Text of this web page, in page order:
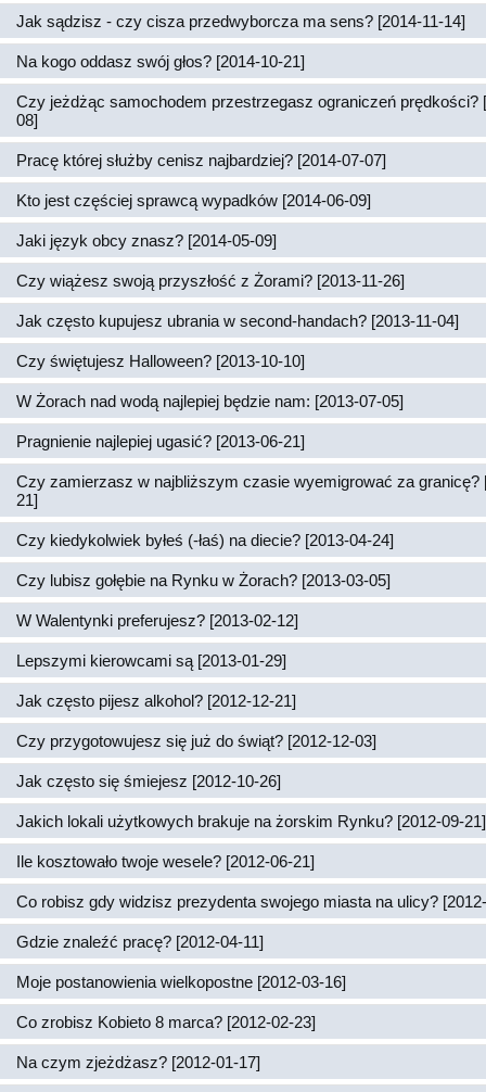
Jak sądzisz - czy cisza przedwyborcza ma sens? [2014-11-14]
Na kogo oddasz swój głos? [2014-10-21]
Czy jeżdżąc samochodem przestrzegasz ograniczeń prędkości?
08]
Pracę której służby cenisz najbardziej? [2014-07-07]
Kto jest częściej sprawcą wypadków [2014-06-09]
Jaki język obcy znasz? [2014-05-09]
Czy wiążesz swoją przyszłość z Żorami? [2013-11-26]
Jak często kupujesz ubrania w second-handach? [2013-11-04]
Czy świętujesz Halloween? [2013-10-10]
W Żorach nad wodą najlepiej będzie nam: [2013-07-05]
Pragnienie najlepiej ugasić? [2013-06-21]
Czy zamierzasz w najbliższym czasie wyemigrować za granicę?
21]
Czy kiedykolwiek byłeś (-łaś) na diecie? [2013-04-24]
Czy lubisz gołębie na Rynku w Żorach? [2013-03-05]
W Walentynki preferujesz? [2013-02-12]
Lepszymi kierowcami są [2013-01-29]
Jak często pijesz alkohol? [2012-12-21]
Czy przygotowujesz się już do świąt? [2012-12-03]
Jak często się śmiejesz [2012-10-26]
Jakich lokali użytkowych brakuje na żorskim Rynku? [2012-09-21]
Ile kosztowało twoje wesele? [2012-06-21]
Co robisz gdy widzisz prezydenta swojego miasta na ulicy?
Gdzie znaleźć pracę? [2012-04-11]
Moje postanowienia wielkopostne [2012-03-16]
Co zrobisz Kobieto 8 marca? [2012-02-23]
Na czym zjeżdżasz? [2012-01-17]